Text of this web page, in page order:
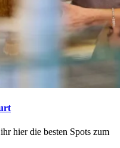
hier die besten Spots zum